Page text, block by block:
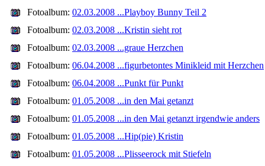
Fotoalbum: 02.03.2008 ...Playboy Bunny Teil 2
Fotoalbum: 02.03.2008 ...Kristin sieht rot
Fotoalbum: 02.03.2008 ...graue Herzchen
Fotoalbum: 06.04.2008 ...figurbetontes Minikleid mit Herzchen
Fotoalbum: 06.04.2008 ...Punkt für Punkt
Fotoalbum: 01.05.2008 ...in den Mai getanzt
Fotoalbum: 01.05.2008 ...in den Mai getanzt irgendwie anders
Fotoalbum: 01.05.2008 ...Hip(pie) Kristin
Fotoalbum: 01.05.2008 ...Plisseerock mit Stiefeln